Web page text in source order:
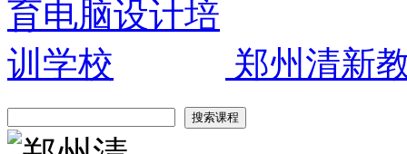
郑州清新